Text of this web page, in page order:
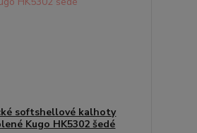
softshellové kalhoty
Kugo HK5302 šedé